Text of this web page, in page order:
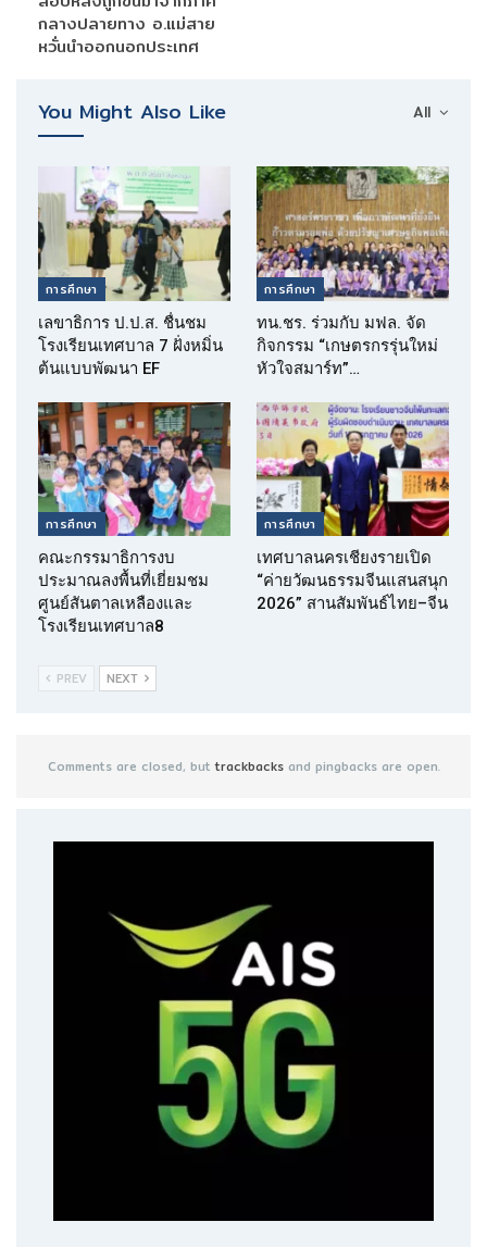
กลางปลายทาง อ.แม่สาย
หวั่นนำออกนอกประเทศ
All
You Might Also Like
การศึกษา
เลขาธิการ ป.ป.ส. ชื่นชม
โรงเรียนเทศบาล 7 ฝั่งหมิ่น
ต้นแบบพัฒนา EF
การศึกษา
ทน.ชร. ร่วมกับ มฟล. จัด
กิจกรรม “เกษตรกรรุ่นใหม่
หัวใจสมาร์ท”…
การศึกษา
คณะกรรมาธิการงบ
ประมาณลงพื้นที่เยี่ยมชม
ศูนย์สันตาลเหลืองและ
โรงเรียนเทศบาล8
การศึกษา
เทศบาลนครเชียงรายเปิด
“ค่ายวัฒนธรรมจีนแสนสนุก
2026” สานสัมพันธ์ไทย–จีน
PREV NEXT
Comments are closed, buttrackbacksand pingbacks are open.